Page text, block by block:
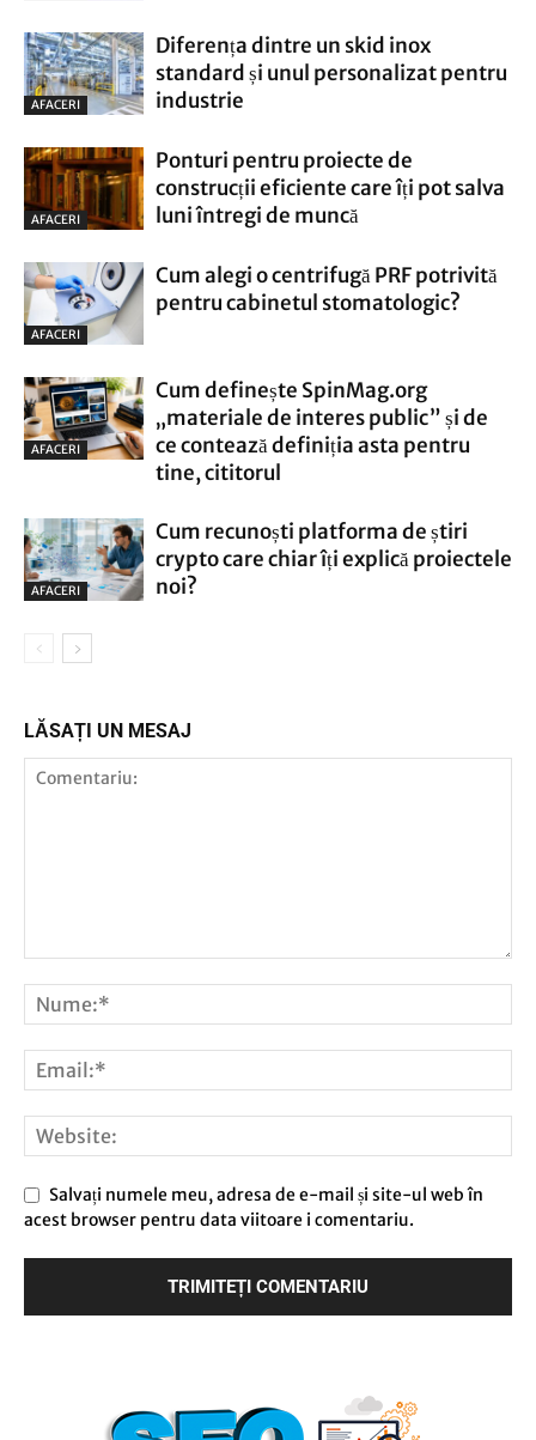
AFACERI
Diferența dintre un skid inox
standard și unul personalizat pentru
industrie
AFACERI
Ponturi pentru proiecte de
construcții eficiente care îți pot salva
luni întregi de muncă
AFACERI
Cum alegi o centrifugă PRF potrivită
pentru cabinetul stomatologic?
AFACERI
Cum definește SpinMag.org
„materiale de interes public” și de
ce contează definiția asta pentru
tine, cititorul
AFACERI
Cum recunoști platforma de știri
crypto care chiar îți explică proiectele
noi?
LĂSAȚI UN MESAJ
Salvați numele meu, adresa de e-mail și site-ul web în
acest browser pentru data viitoare i comentariu.